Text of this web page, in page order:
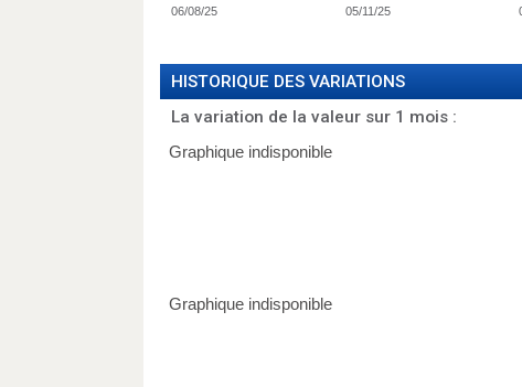
06/08/25 05/11/25
HISTORIQUE DES VARIATIONS
La variation de la valeur sur 1 mois :